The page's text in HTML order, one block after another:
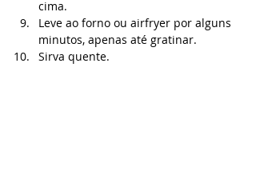
cima.
Leve ao forno ou airfryer por alguns
minutos, apenas até gratinar.
Sirva quente.